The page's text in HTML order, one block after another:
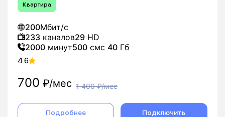
Квартира
200Мбит/с
233 каналов29 HD
2000 минут500 смс 40 Гб
4.6
700 ₽/мес 1 400₽/мес
Подробнее Подключить